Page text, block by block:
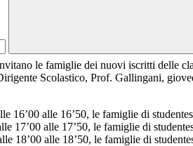
le famiglie dei nuovi iscritti delle
Scolastico, Prof. Gallingani,
16’00 alle 16’50, le famiglie di
17’00 alle 17’50, le famiglie di
18’00 alle 18’50, le famiglie di